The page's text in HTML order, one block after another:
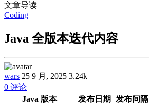
文章导读
Coding
Java 全版本迭代内容
wars 25 9 月, 2025 3.24k
0 评论
Java 版本
发布日期
发布间隔